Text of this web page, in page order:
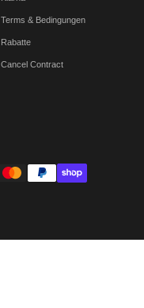
Terms & Bedingungen
Rabatte
Cancel Contract